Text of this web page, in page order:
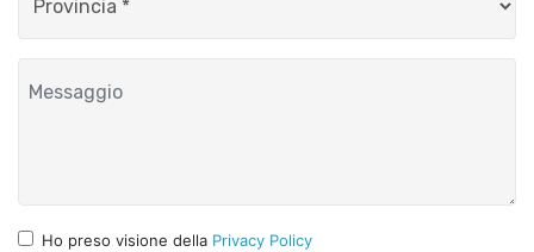
Ho preso visione della Privacy Policy